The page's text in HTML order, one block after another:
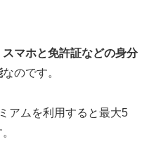
スマホと免許証などの身分
なのです。
アムを利用すると最大5